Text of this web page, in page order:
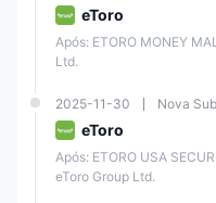
Quando se trata de recursos
variedade de conteúdos
melhorar suas habilidades e
financeiros.
Esses recursos incluem, mas
eToro
Após: ETORO MONEY
Ltd.
2025-11-30 Nova
eToro
Após: ETORO USA
eToro Group Ltd.